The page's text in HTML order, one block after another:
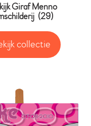
Giraf Menno
(29)
collectie